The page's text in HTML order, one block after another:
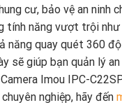
cư, bảo vệ an ninh
tính năng vượt trội
năng quay quét 360
sẽ giúp bạn quản lý
Imou IPC-
nghiệp, hãy đến